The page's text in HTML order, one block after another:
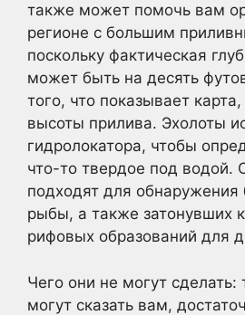
также может помочь вам
регионе с большим
поскольку фактическая
может быть на десять
того, что показывает
высоты прилива. Эхолоты
гидролокатора, чтобы
что-то твердое под водой.
подходят для обнаружения
рыбы, а также затонувших
рифовых образований для
Чего они не могут сделать:
могут сказать вам,